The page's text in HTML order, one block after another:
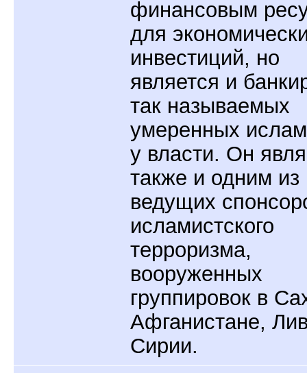
финансовым
для
инвестиций, но
является и
так называемых
умеренных
у власти. Он
также и одним из
ведущих
исламистского
терроризма,
вооруженных
группировок в
Афганистане,
Сирии.